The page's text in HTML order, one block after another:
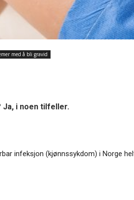
med å bli gravid
Ja, i noen tilfeller.
infeksjon (kjønnssykdom) i Norge